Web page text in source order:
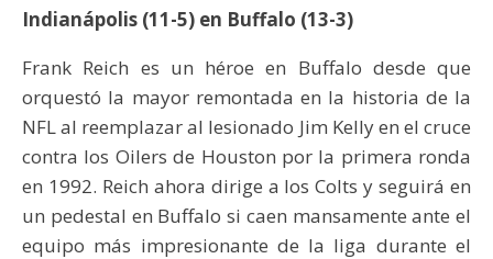
Indianápolis (11-5) en Buffalo (13-3)
Frank Reich es un héroe en Buffalo desde que
orquestó la mayor remontada en la historia de la
NFL al reemplazar al lesionado Jim Kelly en el cruce
contra los Oilers de Houston por la primera ronda
en 1992. Reich ahora dirige a los Colts y seguirá en
un pedestal en Buffalo si caen mansamente ante el
equipo más impresionante de la liga durante el